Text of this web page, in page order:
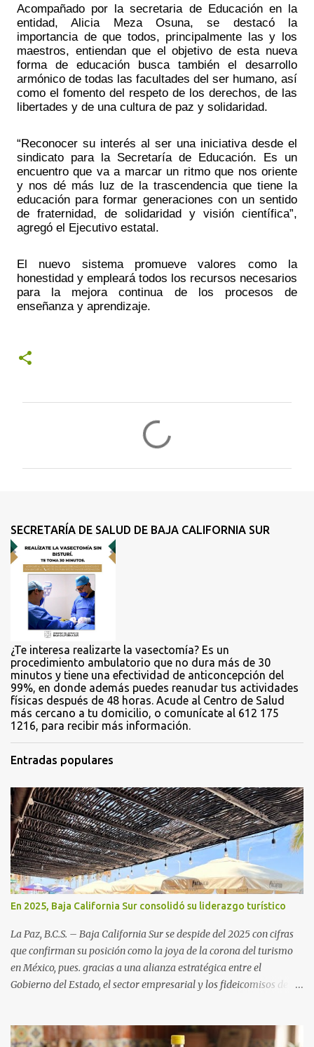
Acompañado por la secretaria de Educación en la
entidad, Alicia Meza Osuna, se destacó la
importancia de que todos, principalmente las y los
maestros, entiendan que el objetivo de esta nueva
forma de educación busca también el desarrollo
armónico de todas las facultades del ser humano, así
como el fomento del respeto de los derechos, de las
libertades y de una cultura de paz y solidaridad.
“Reconocer su interés al ser una iniciativa desde el
sindicato para la Secretaría de Educación. Es un
encuentro que va a marcar un ritmo que nos oriente
y nos dé más luz de la trascendencia que tiene la
educación para formar generaciones con un sentido
de fraternidad, de solidaridad y visión científica”,
agregó el Ejecutivo estatal.
El nuevo sistema promueve valores como la
honestidad y empleará todos los recursos necesarios
para la mejora continua de los procesos de
enseñanza y aprendizaje.
t
r
o
SECRETARÍA DE SALUD DE BAJA CALIFORNIA SUR
¿Te interesa realizarte la vasectomía? Es un
procedimiento ambulatorio que no dura más de 30
minutos y tiene una efectividad de anticoncepción del
99%, en donde además puedes reanudar tus actividades
físicas después de 48 horas. Acude al Centro de Salud
más cercano a tu domicilio, o comunícate al 612 175
1216, para recibir más información.
Entradas populares
En 2025, Baja California Sur consolidó su liderazgo turístico
La Paz, B.C.S. – Baja California Sur se despide del 2025 con cifras
que confirman su posición como la joya de la corona del turismo
en México, pues. gracias a una alianza estratégica entre el
Gobierno del Estado, el sector empresarial y los fideicomisos de
una derrama económica sin precedentes. Las proyecciones para